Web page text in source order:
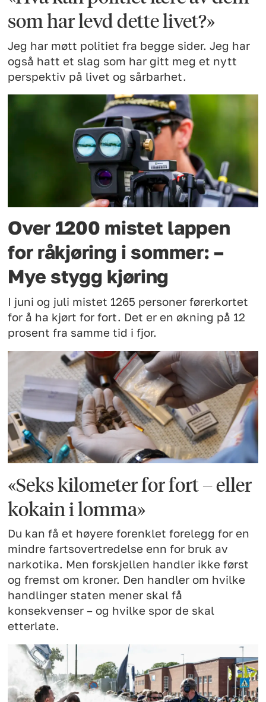
som har levd dette livet?»
Jeg har møtt politiet fra begge sider. Jeg har
også hatt et slag som har gitt meg et nytt
perspektiv på livet og sårbarhet.
Over 1200 mistet lappen
for råkjøring i sommer: –
Mye stygg kjøring
I juni og juli mistet 1265 personer førerkortet
for å ha kjørt for fort. Det er en økning på 12
prosent fra samme tid i fjor.
«Seks kilometer for fort – eller
kokain i lomma»
Du kan få et høyere forenklet forelegg for en
mindre fartsovertredelse enn for bruk av
narkotika. Men forskjellen handler ikke først
og fremst om kroner. Den handler om hvilke
handlinger staten mener skal få
konsekvenser – og hvilke spor de skal
etterlate.